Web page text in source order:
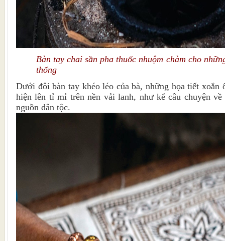
Bàn tay chai sần pha thuốc nhuộm chàm cho
thống
Dưới đôi bàn tay khéo léo của bà, những họa tiết xoắn
hiện lên tỉ mỉ trên nền vải lanh, như kể câu chuyện
nguồn dân tộc.